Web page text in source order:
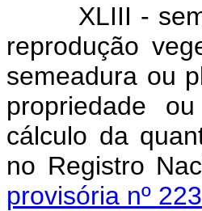
XLIII -
reprodução
semeadura ou
propriedade
cálculo da
no Registro
provisória nº